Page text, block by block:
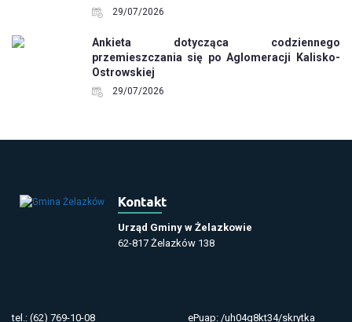
29/07/2026
Ankieta dotycząca codziennego
przemieszczania się po Aglomeracji Kalisko-
Ostrowskiej
29/07/2026
Kontakt
Urząd Gminy w Żelazkowie
62-817 Żelazków 138
tel.: (62) 769-10-08 ePuap: /uh04q8kt34/skrytka